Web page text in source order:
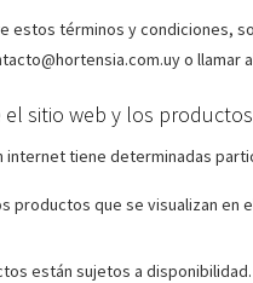
estos términos y condiciones,
o llamar
sitio web y los productos
internet tiene determinadas
productos que se visualizan en
están sujetos a disponibilidad.